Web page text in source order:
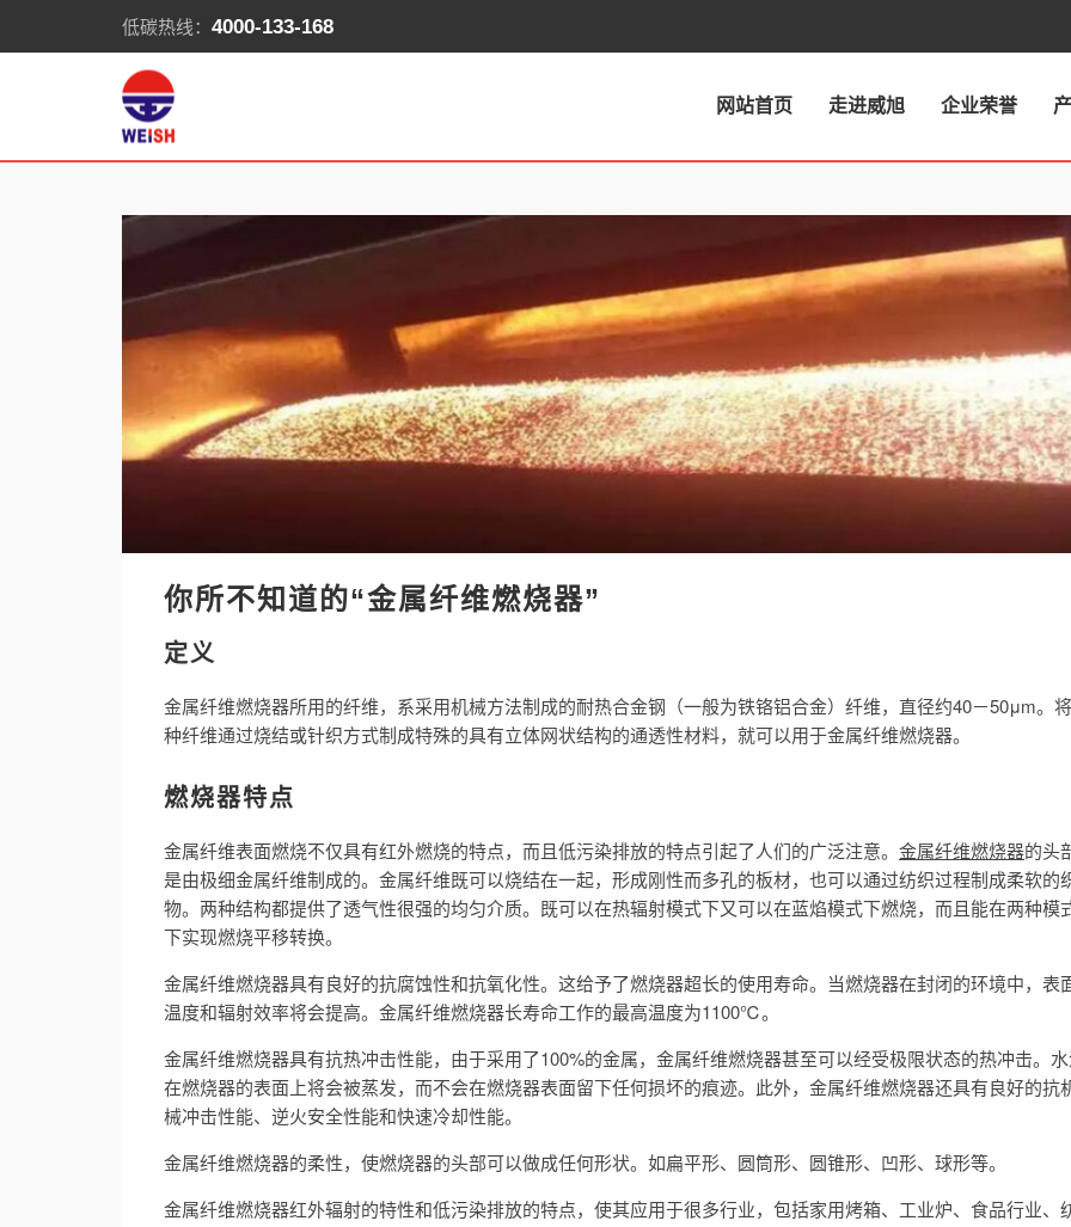
低碳热线： 4000-133-168
网站首页 走进威旭 企业荣誉
你所不知道的“金属纤维燃烧器”
定义
金属纤维燃烧器所用的纤维，系采用机械方法制成的耐热合金钢（一般为铁铬铝合金）纤维，直径约40－50μm。
种纤维通过烧结或针织方式制成特殊的具有立体网状结构的通透性材料，就可以用于金属纤维燃烧器。
燃烧器特点
金属纤维表面燃烧不仅具有红外燃烧的特点，而且低污染排放的特点引起了人们的广泛注意。 金属纤维燃烧器的头
是由极细金属纤维制成的。金属纤维既可以烧结在一起，形成刚性而多孔的板材，也可以通过纺织过程制成柔软的
物。两种结构都提供了透气性很强的均匀介质。既可以在热辐射模式下又可以在蓝焰模式下燃烧，而且能在两种模
下实现燃烧平移转换。
金属纤维燃烧器具有良好的抗腐蚀性和抗氧化性。这给予了燃烧器超长的使用寿命。当燃烧器在封闭的环境中，表
温度和辐射效率将会提高。金属纤维燃烧器长寿命工作的最高温度为1100℃。
金属纤维燃烧器具有抗热冲击性能，由于采用了100%的金属，金属纤维燃烧器甚至可以经受极限状态的热冲击。
在燃烧器的表面上将会被蒸发，而不会在燃烧器表面留下任何损坏的痕迹。此外，金属纤维燃烧器还具有良好的抗
械冲击性能、逆火安全性能和快速冷却性能。
金属纤维燃烧器的柔性，使燃烧器的头部可以做成任何形状。如扁平形、圆筒形、圆锥形、凹形、球形等。
金属纤维燃烧器红外辐射的特性和低污染排放的特点，使其应用于很多行业，包括家用烤箱、工业炉、食品行业、